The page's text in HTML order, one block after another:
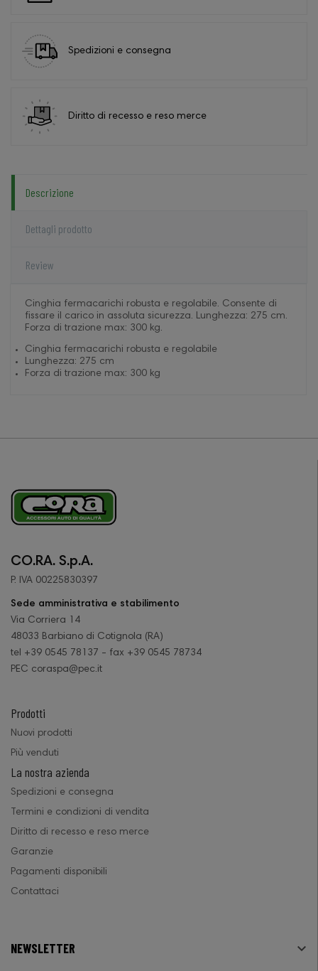
Spedizioni e consegna
Diritto di recesso e reso merce
Descrizione
Dettagli prodotto
Review
Cinghia fermacarichi robusta e regolabile. Consente di
fissare il carico in assoluta sicurezza. Lunghezza: 275 cm.
Forza di trazione max: 300 kg.
Cinghia fermacarichi robusta e regolabile
Lunghezza: 275 cm
Forza di trazione max: 300 kg
CO.RA. S.p.A.
P. IVA 00225830397
Sede amministrativa e stabilimento
Via Corriera 14
48033 Barbiano di Cotignola (RA)
tel +39 0545 78137 - fax +39 0545 78734
PEC coraspa@pec.it
Prodotti
Nuovi prodotti
Più venduti
La nostra azienda
Spedizioni e consegna
Termini e condizioni di vendita
Diritto di recesso e reso merce
Garanzie
Pagamenti disponibili
Contattaci
NEWSLETTER 